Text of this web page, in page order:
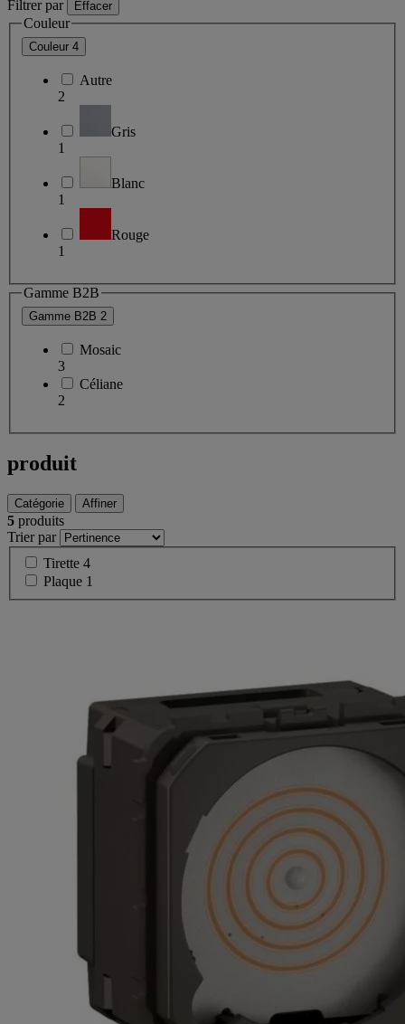
Filtrer par Effacer
Couleur
Couleur 4
Autre
2
Gris
1
Blanc
1
Rouge
1
Gamme B2B
Gamme B2B 2
Mosaic
3
Céliane
2
produit
Catégorie Affiner
5 produits
Trier par
Tirette 4
Plaque 1